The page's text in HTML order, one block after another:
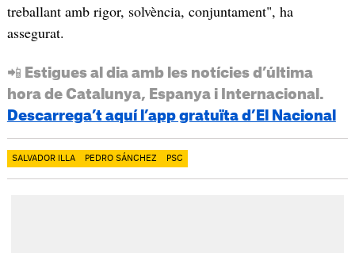
treballant amb rigor, solvència, conjuntament", ha
assegurat.
📲 Estigues al dia amb les notícies d’última
hora de Catalunya, Espanya i Internacional.
Descarrega’t aquí l’app gratuïta d’El Nacional
SALVADOR ILLA PEDRO SÁNCHEZ PSC